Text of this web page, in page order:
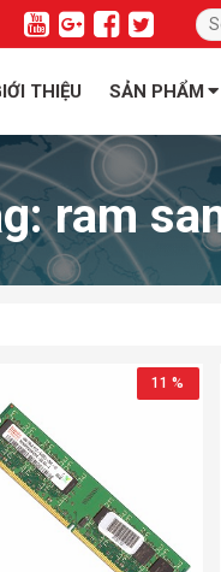
THIỆU SẢN PHẨM
ram
11 %